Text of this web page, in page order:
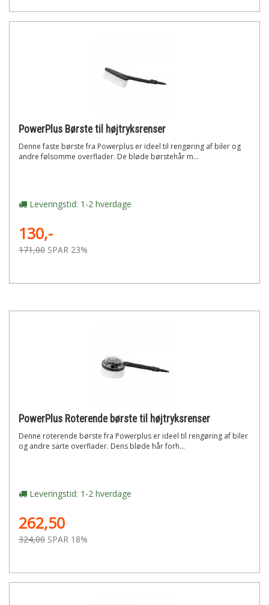
PowerPlus Børste til højtryksrenser
Denne faste børste fra Powerplus er ideel til rengøring af biler og
andre følsomme overflader. De bløde børstehår m...
Leveringstid: 1-2 hverdage
130,-
171,00 SPAR 23%
PowerPlus Roterende børste til højtryksrenser
Denne roterende børste fra Powerplus er ideel til rengøring af biler
og andre sarte overflader. Dens bløde hår forh...
Leveringstid: 1-2 hverdage
262,50
324,00 SPAR 18%